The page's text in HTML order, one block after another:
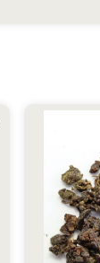
Габа